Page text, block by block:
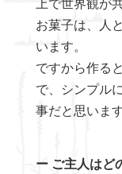
お菓子は、人
います。
ですから作る
で、シンプル
事だと思います
ー ご主人はど